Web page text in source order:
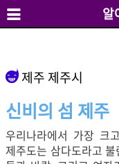
알
제주 제주시
신비의 섬 제주
우리나라에서 가장 크
제주도는 삼다도라고